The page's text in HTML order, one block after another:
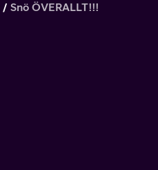
Snö ÖVERALLT!!!